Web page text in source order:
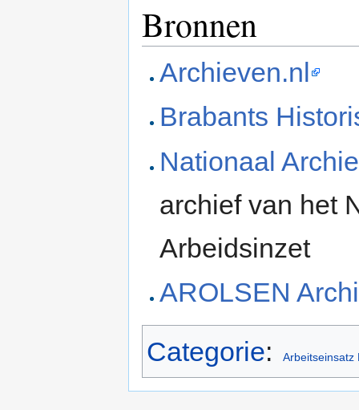
Bronnen
Archieven.nl
Brabants
Nationaal
archief van het
Arbeidsinzet
AROLSEN
Categorie: Arbeitseinsatz